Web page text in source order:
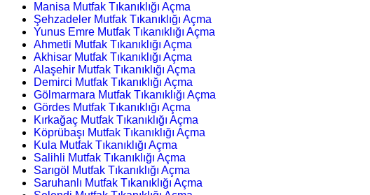
Manisa Mutfak Tıkanıklığı Açma
Şehzadeler Mutfak Tıkanıklığı Açma
Yunus Emre Mutfak Tıkanıklığı Açma
Ahmetli Mutfak Tıkanıklığı Açma
Akhisar Mutfak Tıkanıklığı Açma
Alaşehir Mutfak Tıkanıklığı Açma
Demirci Mutfak Tıkanıklığı Açma
Gölmarmara Mutfak Tıkanıklığı Açma
Gördes Mutfak Tıkanıklığı Açma
Kırkağaç Mutfak Tıkanıklığı Açma
Köprübaşı Mutfak Tıkanıklığı Açma
Kula Mutfak Tıkanıklığı Açma
Salihli Mutfak Tıkanıklığı Açma
Sarıgöl Mutfak Tıkanıklığı Açma
Saruhanlı Mutfak Tıkanıklığı Açma